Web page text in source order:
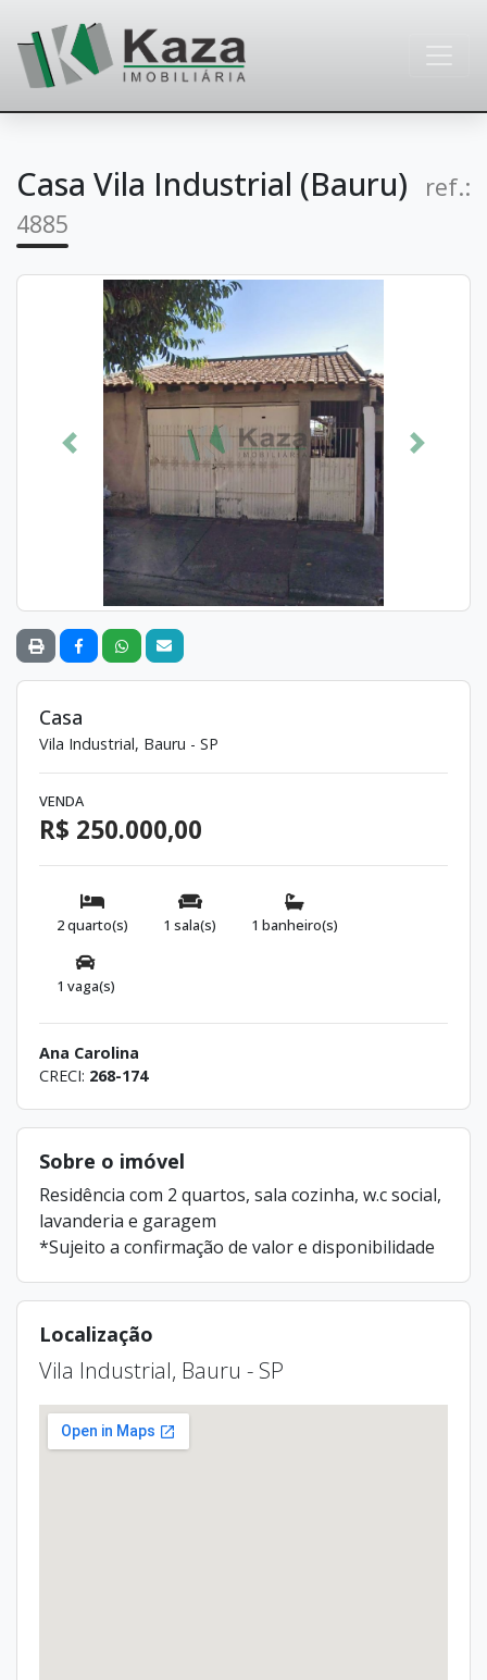
Casa Vila Industrial (Bauru)
ref.:
4885
Anterior Próximo
Casa
Vila Industrial, Bauru - SP
VENDA
R$ 250.000,00
2 quarto(s) 1 sala(s) 1 banheiro(s)
1 vaga(s)
Ana Carolina
CRECI: 268-174
Sobre o imóvel
Residência com 2 quartos, sala cozinha, w.c social,
lavanderia e garagem
*Sujeito a confirmação de valor e disponibilidade
Localização
Vila Industrial, Bauru - SP